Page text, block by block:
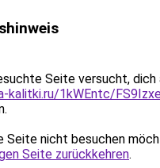
Seite versucht, dich
kalitki.ru/1kWEntc/
Seite nicht besuchen
Seite zurückkehren.